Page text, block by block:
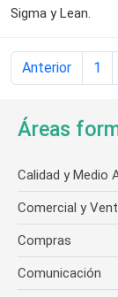
Sigma y Lean.
Anterior 1
Áreas
Calidad y Medio
Comercial y
Compras
Comunicación